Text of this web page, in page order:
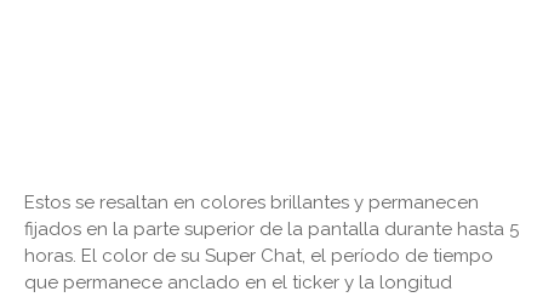
Estos se resaltan en colores brillantes y permanecen
fijados en la parte superior de la pantalla durante hasta 5
horas. El color de su Super Chat, el período de tiempo
que permanece anclado en el ticker y la longitud